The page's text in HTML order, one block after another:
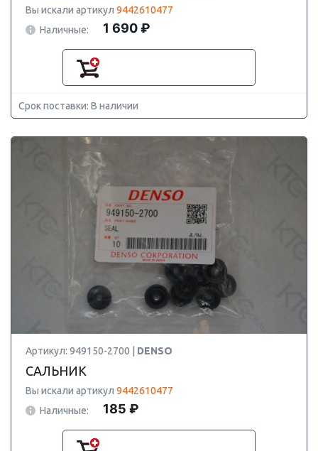
Вы искали артикул 9442610477
Наличные:
1 690 ₽
Срок поставки: В наличии
Артикул: 949150-2700 | DENSO
САЛЬНИК
Вы искали артикул 9442610477
Наличные:
185 ₽